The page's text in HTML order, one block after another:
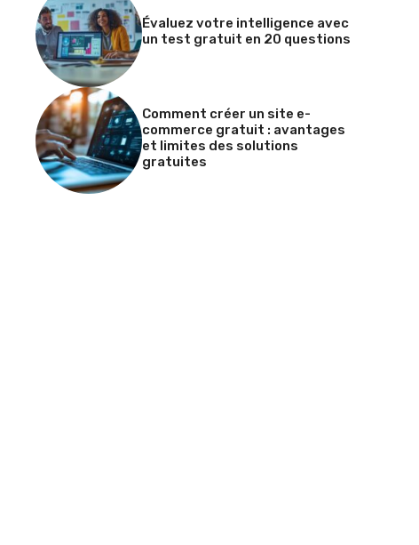
Évaluez votre intelligence avec
un test gratuit en 20 questions
Comment créer un site e-
commerce gratuit : avantages
et limites des solutions
gratuites